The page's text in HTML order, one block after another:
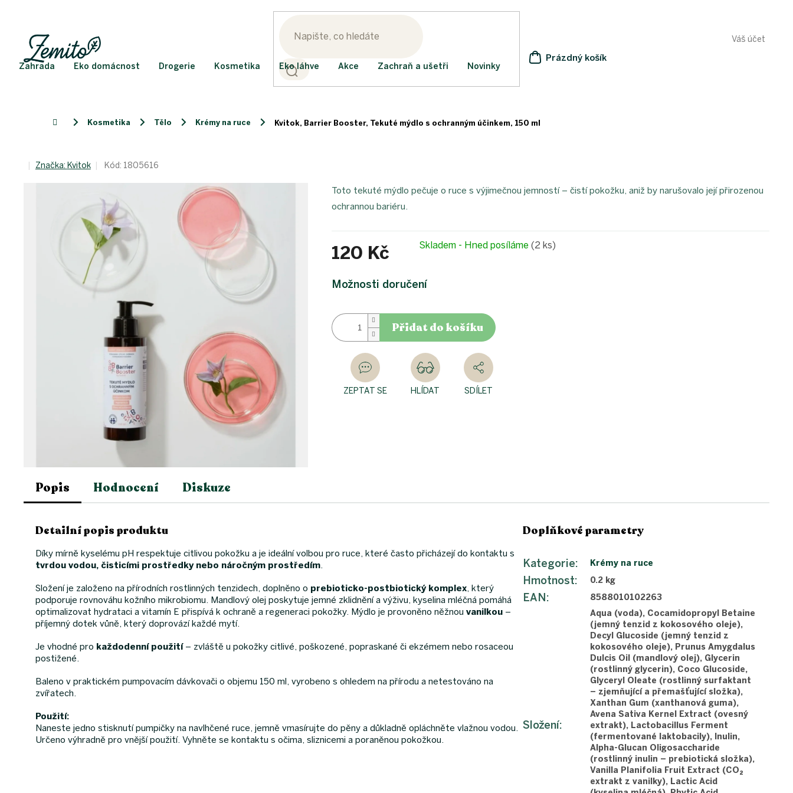
Váš účet
NÁKUPNÍ
Prázdný košík
Zahrada Eko domácnost Drogerie Kosmetika Eko láhve Akce Zachraň a ušetři Novinky
Domů Kosmetika Tělo Krémy na ruce Kvitok, Barrier Booster, Tekuté mýdlo s ochranným účinkem, 150 ml
Značka: Kvitok Kód: 1805616
120 Kč
cena:
Skladem - Hned posíláme(2 ks)
Možnosti doručení
Přidat do košíku
Toto tekuté mýdlo pečuje o ruce s výjimečnou jemností – čistí pokožku, aniž by narušovalo její přirozenou
ochrannou bariéru.
ZEPTAT SE HLÍDAT SDÍLET
Popis Hodnocení Diskuze
Detailní popis produktu
Díky mírně kyselému pH respektuje citlivou pokožku a je ideální volbou pro ruce, které často přicházejí do kontaktu s
tvrdou vodou, čisticími prostředky nebo náročným prostředím
Složení je založeno na přírodních rostlinných tenzidech, doplněno o prebioticko-postbiotický komplex , který
podporuje rovnováhu kožního mikrobiomu. Mandlový olej poskytuje jemné zklidnění a výživu, kyselina mléčná pomáhá
optimalizovat hydrataci a vitamín E přispívá k ochraně a regeneraci pokožky. Mýdlo je provoněno něžnou vanilkou –
příjemný dotek vůně, který doprovází každé mytí.
Je vhodné pro každodenní použití– zvláště u pokožky citlivé, poškozené, popraskané či ekzémem nebo rosaceou
postižené.
Baleno v praktickém pumpovacím dávkovači o objemu 150 ml, vyrobeno s ohledem na přírodu a netestováno na
zvířatech.
Použití:
Naneste jedno stisknutí pumpičky na navlhčené ruce, jemně vmasírujte do pěny a důkladně opláchněte vlažnou vodou.
Určeno výhradně pro vnější použití. Vyhněte se kontaktu s očima, sliznicemi a poraněnou pokožkou.
Doplňkové parametry
Kategorie: Krémy na ruce
Hmotnost: 0.2 kg
EAN: 8588010102263
Složení:
Aqua (voda), Cocamidopropyl Betaine
(jemný tenzid z kokosového oleje),
Decyl Glucoside (jemný tenzid z
kokosového oleje), Prunus Amygdalus
Dulcis Oil (mandlový olej), Glycerin
(rostlinný glycerin), Coco Glucoside,
Glyceryl Oleate (rostlinný surfaktant
– zjemňující a přemašťující složka),
Xanthan Gum (xanthanová guma),
Avena Sativa Kernel Extract (ovesný
extrakt), Lactobacillus Ferment
(fermentované laktobacily), Inulin,
Alpha-Glucan Oligosaccharide
(rostlinný inulin – prebiotická složka),
Vanilla Planifolia Fruit Extract (CO₂
extrakt z vanilky), Lactic Acid